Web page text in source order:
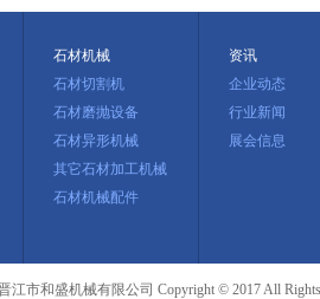
石材机械
石材切割机
石材磨抛设备
石材异形机械
其它石材加工机械
石材机械配件
资讯
企业动态
行业新闻
展会信息
江市和盛机械有限公司 Copyright © 2017 All Rights